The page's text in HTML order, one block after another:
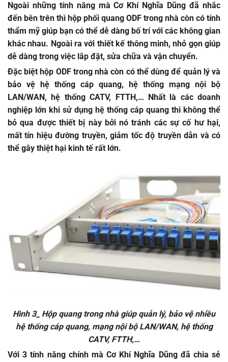
Ngoài những tính năng mà Cơ Khí Nghĩa Dũng đã nhắc
đến bên trên thì hộp phối quang ODF trong nhà còn có tính
thẩm mỹ giúp bạn có thể dễ dàng bố trí với các không gian
khác nhau. Ngoài ra với thiết kế thông minh, nhỏ gọn giúp
dễ dàng trong việc lắp đặt, sửa chữa và vận chuyển.
Đặc biệt hộp ODF trong nhà còn có thể dùng để quản lý và
bảo vệ hệ thống cáp quang, hệ thống mạng nội bộ
LAN/WAN, hệ thống CATV, FTTH,… Nhất là các doanh
nghiệp lớn khi sử dụng hệ thống cáp quang thì không thể
bỏ qua được thiết bị này bởi nó tránh các sự cố hư hại,
mất tín hiệu đường truyền, giảm tốc độ truyền dẫn và có
thể gây thiệt hại kinh tế rất lớn.
Hình 3_ Hộp quang trong nhà giúp quản lý, bảo vệ nhiều
hệ thống cáp quang, mạng nội bộ LAN/WAN, hệ thống
CATV, FTTH,…
Với 3 tính năng chính mà Cơ Khí Nghĩa Dũng đã chia sẻ